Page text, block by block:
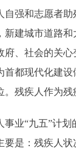
自强和志愿者
新建城市道路
府、社会的关
首都现代化建
。残疾人作为
“九五”计划的
要是：残疾人